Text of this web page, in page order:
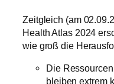
Zeitgleich (am
Health Atlas 2024
wie groß die
Die
bleiben extrem